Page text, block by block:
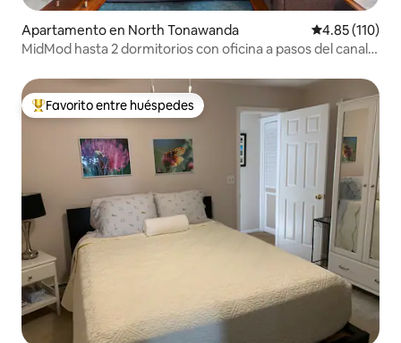
Apartamento en North Tonawanda Calificación
4.85 (110)
MidMod hasta 2 dormitorios con oficina a pasos del canal y
Favorito entre huéspedes preferido
Favorito entre huéspedes